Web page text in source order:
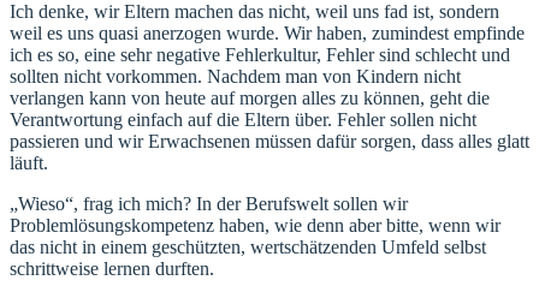
Ich denke, wir Eltern machen das nicht, weil uns fad ist, sondern
weil es uns quasi anerzogen wurde. Wir haben, zumindest empfinde
ich es so, eine sehr negative Fehlerkultur, Fehler sind schlecht und
sollten nicht vorkommen. Nachdem man von Kindern nicht
verlangen kann von heute auf morgen alles zu können, geht die
Verantwortung einfach auf die Eltern über. Fehler sollen nicht
passieren und wir Erwachsenen müssen dafür sorgen, dass alles glatt
läuft.
„Wieso“, frag ich mich? In der Berufswelt sollen wir
Problemlösungskompetenz haben, wie denn aber bitte, wenn wir
das nicht in einem geschützten, wertschätzenden Umfeld selbst
schrittweise lernen durften.